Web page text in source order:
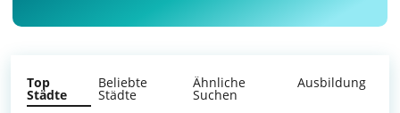
Top
Städte
Beliebte
Städte
Ähnliche
Suchen
Ausbildung